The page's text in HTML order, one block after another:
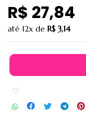
R$ 27,84
até 12x de R$ 3,14